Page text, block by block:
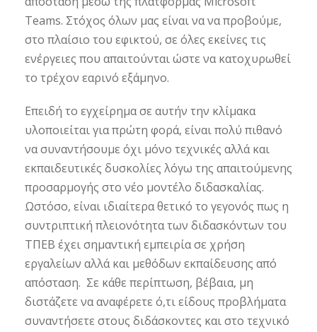
Teams. Στόχος όλων μας είναι να να προβούμε,
στο πλαίσιο του εφικτού, σε όλες εκείνες τις
ενέργειες που απαιτούνται ώστε να κατοχυρωθεί
το τρέχον εαρινό εξάμηνο.
Επειδή το εγχείρημα σε αυτήν την κλίμακα
υλοποιείται για πρώτη φορά, είναι πολύ πιθανό
να συναντήσουμε όχι μόνο τεχνικές αλλά και
εκπαιδευτικές δυσκολίες λόγω της απαιτούμενης
προσαρμογής στο νέο μοντέλο διδασκαλίας.
Ωστόσο, είναι ιδιαίτερα θετικό το γεγονός πως η
συντριπτική πλειονότητα των διδασκόντων του
ΤΠΕΒ έχει σημαντική εμπειρία σε χρήση
εργαλείων αλλά και μεθόδων εκπαίδευσης από
απόσταση. Σε κάθε περίπτωση, βέβαια, μη
διστάζετε να αναφέρετε ό,τι είδους προβλήματα
συναντήσετε στους διδάσκοντες και στο τεχνικό